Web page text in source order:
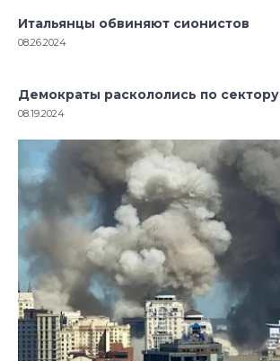
Итальянцы обвиняют сионистов
08.26.2024
Демократы раскололись по сектору
08.19.2024